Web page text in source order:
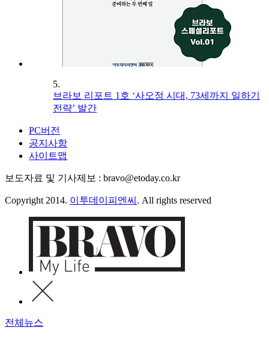
5.
브라보 리포트 1호 ‘사오정 시대, 73세까지 일하기
전략’ 발간
PC버전
공지사항
사이트맵
보도자료 및 기사제보 : bravo@etoday.co.kr
Copyright 2014. 이투데이피엔씨 . All rights reserved
전체뉴스